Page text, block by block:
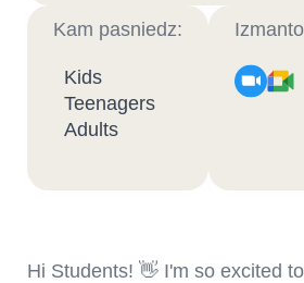
Kam pasniedz:
Kids
Teenagers
Adults
Hi Students! 👋 I'm so excited